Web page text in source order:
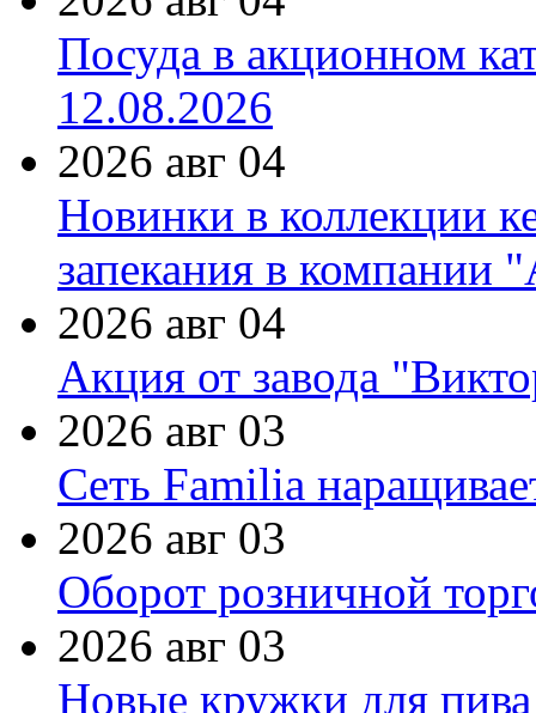
Посуда в акционном
12.08.2026
2026 авг 04
Новинки в коллекции
запекания в компании
2026 авг 04
Акция от завода
2026 авг 03
Сеть Familia
2026 авг 03
Оборот розничной
2026 авг 03
Новые кружки для